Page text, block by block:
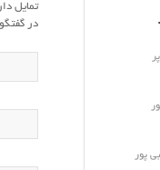
تمایل
در